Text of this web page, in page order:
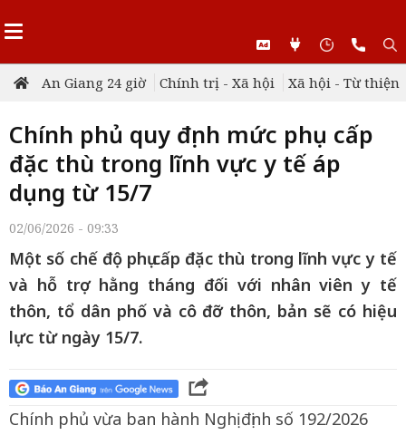
An Giang 24 giờ Chính trị - Xã hội Xã hội - Từ thiện
Chính phủ quy định mức phụ cấp
đặc thù trong lĩnh vực y tế áp
dụng từ 15/7
02/06/2026 - 09:33
Một số chế độ phụ cấp đặc thù trong lĩnh vực y tế
và hỗ trợ hằng tháng đối với nhân viên y tế
thôn, tổ dân phố và cô đỡ thôn, bản sẽ có hiệu
lực từ ngày 15/7.
Chính phủ vừa ban hành Nghị định số 192/2026